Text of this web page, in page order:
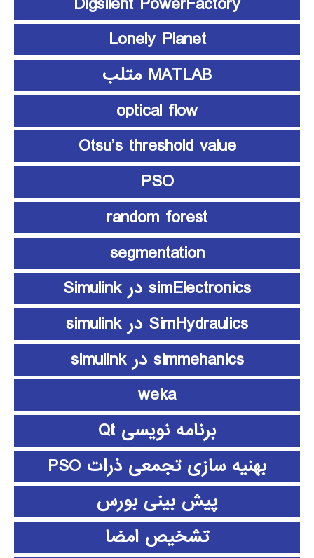
Lonely Planet
MATLAB متلب
optical flow
Otsu’s threshold value
PSO
random forest
segmentation
simElectronics در Simulink
SimHydraulics در simulink
simmehanics در simulink
weka
برنامه نویسی Qt
بهنیه سازی تجمعی ذرات PSO
پیش بینی بورس
تشخیص امضا